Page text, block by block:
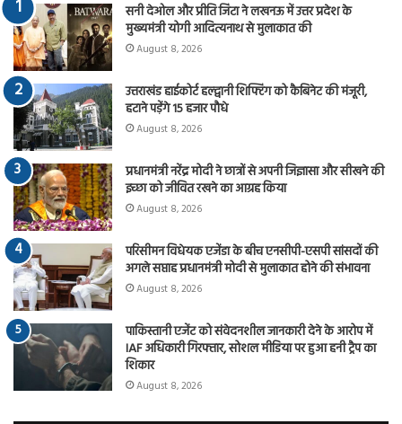
सनी देओल और प्रीति जिंटा ने लखनऊ में उत्तर प्रदेश के
मुख्यमंत्री योगी आदित्यनाथ से मुलाकात की
August 8, 2026
उत्तराखंड हाईकोर्ट हल्द्वानी शिफ्टिंग को कैबिनेट की मंजूरी,
हटाने पड़ेंगे 15 हजार पौधे
August 8, 2026
प्रधानमंत्री नरेंद्र मोदी ने छात्रों से अपनी जिज्ञासा और सीखने की
इच्छा को जीवित रखने का आग्रह किया
August 8, 2026
परिसीमन विधेयक एजेंडा के बीच एनसीपी-एसपी सांसदों की
अगले सप्ताह प्रधानमंत्री मोदी से मुलाकात होने की संभावना
August 8, 2026
पाकिस्तानी एजेंट को संवेदनशील जानकारी देने के आरोप में
IAF अधिकारी गिरफ्तार, सोशल मीडिया पर हुआ हनी ट्रैप का
शिकार
August 8, 2026